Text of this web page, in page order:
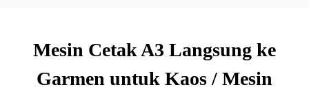
Mesin Cetak A3 Langsung ke
Garmen untuk Kaos / Mesin